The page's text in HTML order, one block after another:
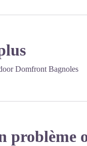
Domfront Bagnoles
problème